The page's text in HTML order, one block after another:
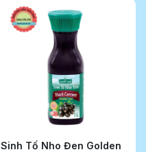
Sinh Tố Nho Đen Golden